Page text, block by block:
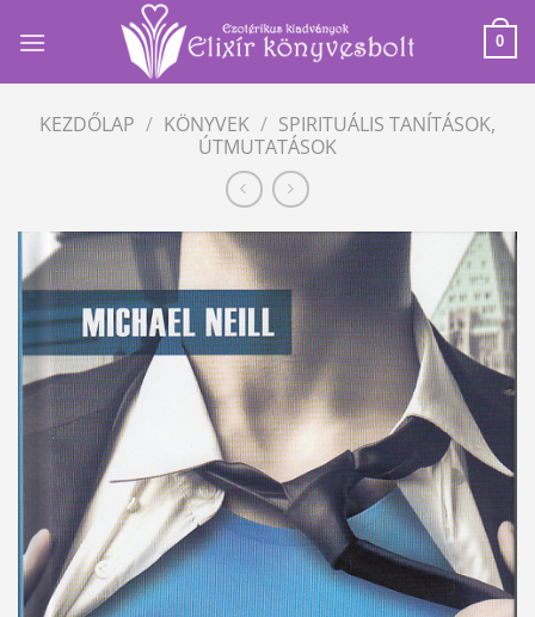
0
KEZDŐLAP / KÖNYVEK / SPIRITUÁLIS TANÍTÁSOK,
ÚTMUTATÁSOK